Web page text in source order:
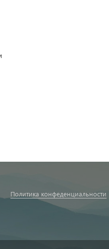
Политика конфеденциальности